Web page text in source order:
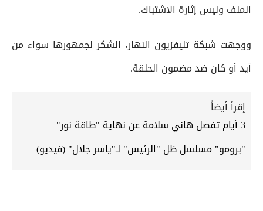
الملف وليس إثارة الاشتباك.
ووجهت شبكة تليفزيون النهار، الشكر لجمهورها سواء من
أيد أو كان ضد مضمون الحلقة.
إقرأ أيضاً
3 أيام تفصل هاني سلامة عن نهاية "طاقة نور"
"برومو" مسلسل ظل "الرئيس" لـ"ياسر جلال" (فيديو)